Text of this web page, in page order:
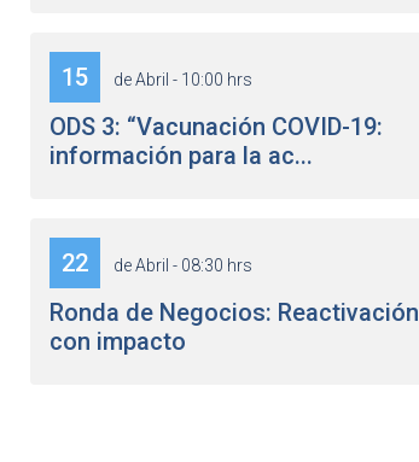
15 de Abril - 10:00 hrs
ODS 3: “Vacunación COVID-19:
información para la ac...
22 de Abril - 08:30 hrs
Ronda de Negocios: Reactivación
con impacto